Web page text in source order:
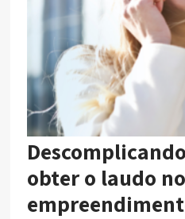
obter o laudo